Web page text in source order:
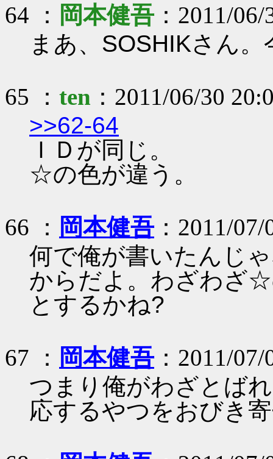
64 ： 岡本健吾：2011/06/
まあ、SOSHIKさん
65 ： ten ：2011/06/30
>>62-64
ＩＤが同じ。
☆の色が違う。
66 ： 岡本健吾：2011/
何で俺が書いたんじ
からだよ。わざわざ
とするかね?
67 ： 岡本健吾：2011/
つまり俺がわざとば
応するやつをおびき